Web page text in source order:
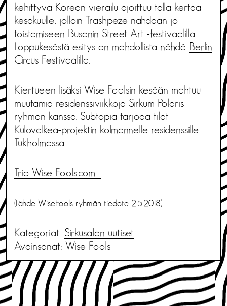
kehittyvä Korean vierailu ajoittuu tällä kertaa
kesäkuulle, jolloin Trashpeze nähdään jo
toistamiseen Busanin Street Art -festivaalilla.
Loppukesästä esitys on mahdollista nähdä Berlin
Circus Festivaalilla
Kiertueen lisäksi Wise Foolsin kesään mahtuu
muutamia residenssiviikkoja Sirkum Polaris -
ryhmän kanssa. Subtopia tarjoaa tilat
Kulovalkea-projektin kolmannelle residenssille
Tukholmassa.
Trio Wise Fools.com
(Lähde WiseFools-ryhmän tiedote 2.5.2018)
Kategoriat: Sirkusalan uutiset
Avainsanat: Wise Fools